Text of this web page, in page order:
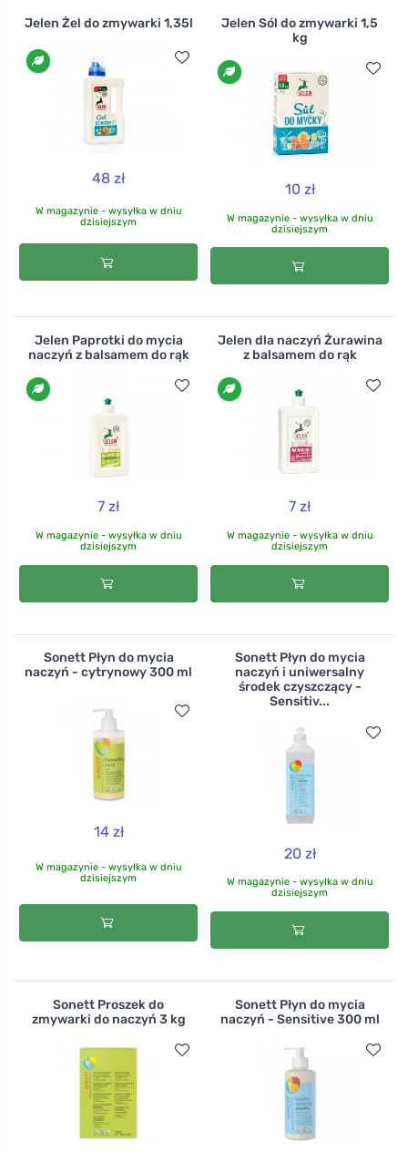
Jelen Żel do zmywarki 1,35l
48 zł
W magazynie - wysyłka w dniu
dzisiejszym
Jelen Sól do zmywarki 1,5
kg
10 zł
W magazynie - wysyłka w dniu
dzisiejszym
Jelen Paprotki do mycia
naczyń z balsamem do rąk
7 zł
W magazynie - wysyłka w dniu
dzisiejszym
Jelen dla naczyń Żurawina
z balsamem do rąk
7 zł
W magazynie - wysyłka w dniu
dzisiejszym
Sonett Płyn do mycia
naczyń - cytrynowy 300 ml
14 zł
W magazynie - wysyłka w dniu
dzisiejszym
Sonett Płyn do mycia
naczyń i uniwersalny
środek czyszczący -
Sensitiv...
20 zł
W magazynie - wysyłka w dniu
dzisiejszym
Sonett Proszek do
zmywarki do naczyń 3 kg
Sonett Płyn do mycia
naczyń - Sensitive 300 ml